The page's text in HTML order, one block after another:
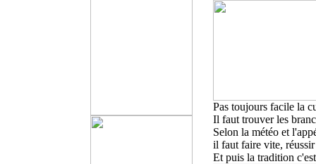
Pas toujours facile la
Il faut trouver les
Selon la météo et
il faut faire vite, réussir
Et puis la tradition